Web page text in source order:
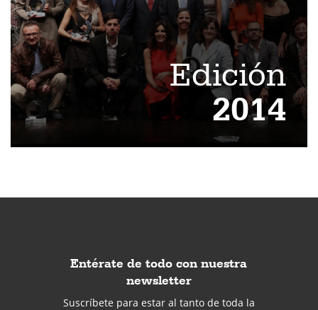
Edición
2014
Entérate de todo con nuestra
newsletter
Suscríbete para estar al tanto de toda la